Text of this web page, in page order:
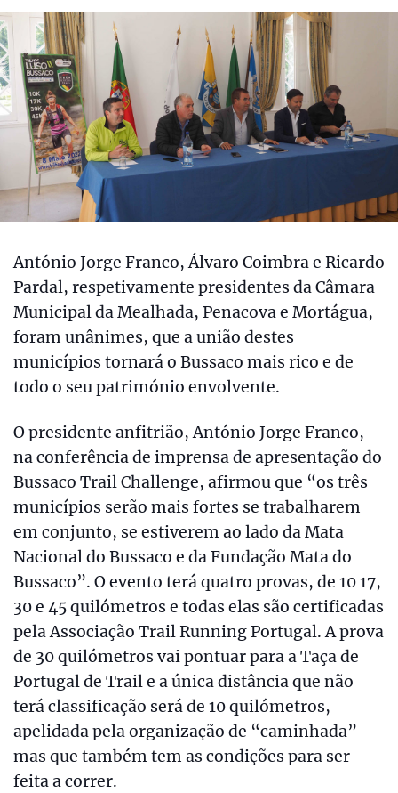
António Jorge Franco, Álvaro Coimbra e Ricardo
Pardal, respetivamente presidentes da Câmara
Municipal da Mealhada, Penacova e Mortágua,
foram unânimes, que a união destes
municípios tornará o Bussaco mais rico e de
todo o seu património envolvente.
O presidente anfitrião, António Jorge Franco,
na conferência de imprensa de apresentação do
Bussaco Trail Challenge, afirmou que “os três
municípios serão mais fortes se trabalharem
em conjunto, se estiverem ao lado da Mata
Nacional do Bussaco e da Fundação Mata do
Bussaco”. O evento terá quatro provas, de 10 17,
30 e 45 quilómetros e todas elas são certificadas
pela Associação Trail Running Portugal. A prova
de 30 quilómetros vai pontuar para a Taça de
Portugal de Trail e a única distância que não
terá classificação será de 10 quilómetros,
apelidada pela organização de “caminhada”
mas que também tem as condições para ser
feita a correr.